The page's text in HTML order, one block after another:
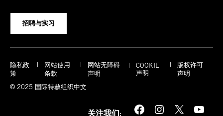
招聘与实习
隐私政
策
网站使用
条款
网站无障碍
声明
COOKIE
声明
版权许可
声明
© 2025 国际特赦组织中文
关注我们: Facebook Instagram X YouTube